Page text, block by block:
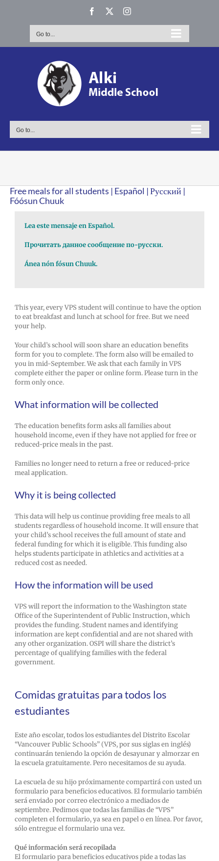
Facebook Instagram
Go to...
Go to...
Free meals for all students | Español | Русский |
Fóósun Chuuk
Lea este mensaje en Español.
Прочитать данное сообщение по-русски.
Ánea nón fósun Chuuk.
This year, every VPS student will continue to have the option
to eat breakfast and lunch at school for free. But we need
your help.
Your child’s school will soon share an education benefits
form for you to complete. The form also will be emailed to
you in mid-September. We ask that each family in VPS
complete either the paper or online form. Please turn in the
form only once.
What information will be collected
The education benefits form asks all families about ​​
household income, even if they have not applied for free or
reduced-price meals in the past.
Families no longer need to return a free or reduced-price
meal application.
Why it is being collected
This data will help us continue providing free meals to all
students regardless of household income. It will ensure that
your child’s school receives the full amount of state and
federal funding for which it is eligible. This funding also
helps students participate in athletics and activities at a
reduced cost as needed.
How the information will be used
VPS will report the information to the Washington state
Office of the Superintendent of Public Instruction, which
provides the funding. Student names and identifying
information are kept confidential and are not shared with
any other organization. OSPI will share the district’s
percentage of qualifying families with the federal
government.
Comidas gratuitas para todos los
estudiantes
Este año escolar, todos los estudiantes del Distrito Escolar
“Vancouver Public Schools” (VPS, por sus siglas en inglés)
continuarán teniendo la opción de desayunar y almorzar en
la escuela gratuitamente. Pero necesitamos de su ayuda.
La escuela de su hijo próximamente compartirá con usted un
formulario para beneficios educativos. El formulario también
será enviado por correo electrónico a mediados de
septiembre. Pedimos que todas las familias de “VPS”
completen el formulario, ya sea en papel o en línea. Por favor,
sólo entregue el formulario una vez.
Qué información será recopilada
El formulario para beneficios educativos pide a todas las